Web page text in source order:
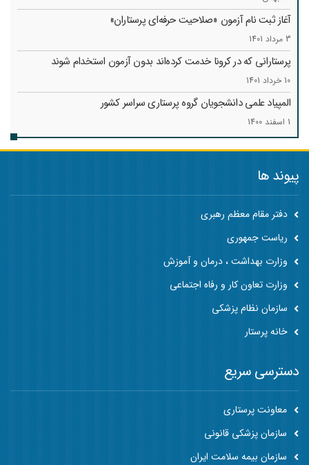
آغاز ثبت نام آزمون «صلاحیت حرفه‌ای پرستاران»
3 مرداد 1401
پرستارانی که در کرونا خدمت کرد‌ه‌اند بدون آزمون استخدام شوند
10 خرداد 1401
المپیاد علمی دانشجویان گروه پرستاری سراسر کشور
1 اسفند 1400
پیوند ها
دفتر مقام معظم رهبری
ریاست جمهوری
وزارت بهداشت ، درمان و آموزش
وزارت تعاون کار و رفاه اجتماعی
سازمان نظام پزشکی
خانه پرستار
دسترسی سریع
معاونت پرستاری
سازمان پزشکی قانونی
سازمان بیمه سلامت ایران